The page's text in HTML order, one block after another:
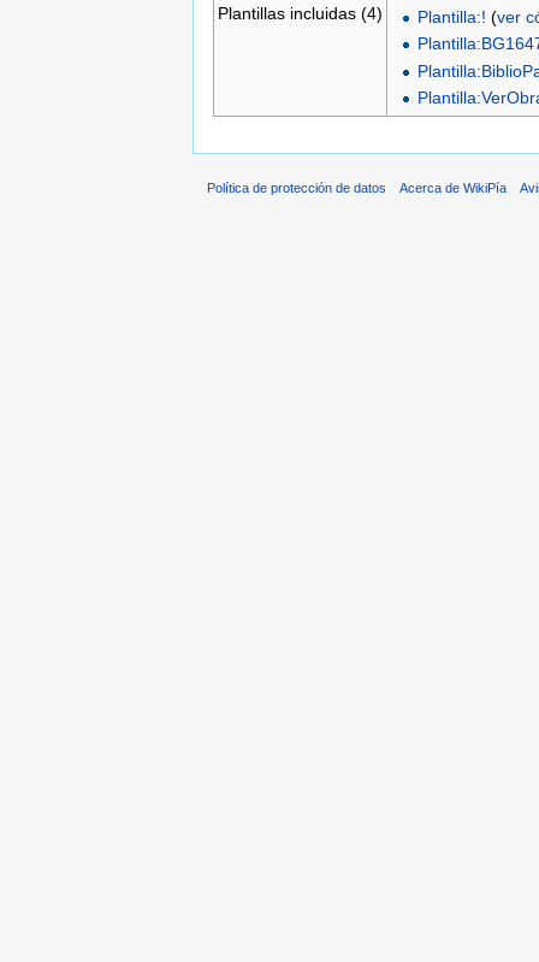
Plantillas incluidas (4)
Plantilla:! (ver
Política de protección de datos Acerca de WikiPía